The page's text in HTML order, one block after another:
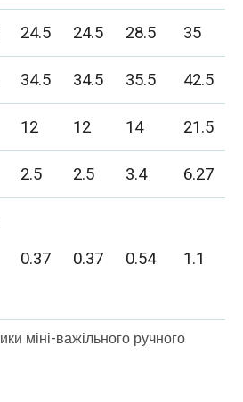
24.5 24.5 28.5
35
34.5 34.5 35.5
42.5
12 12 14
21.5
2.5 2.5 3.4
6.27
0.37 0.37 0.54 1.1
міні-важільного ручного